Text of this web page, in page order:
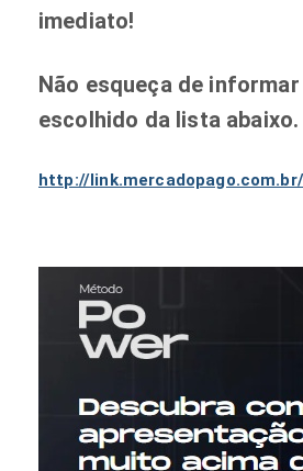
imediato!
Não esqueça de
escolhido da lista abaixo.
http://